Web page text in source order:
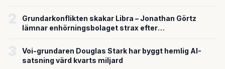
Grundarkonflikten skakar Libra – Jonathan Görtz
lämnar enhörningsbolaget strax efter
Voi-grundaren Douglas Stark har byggt hemlig AI-
satsning värd kvarts miljard